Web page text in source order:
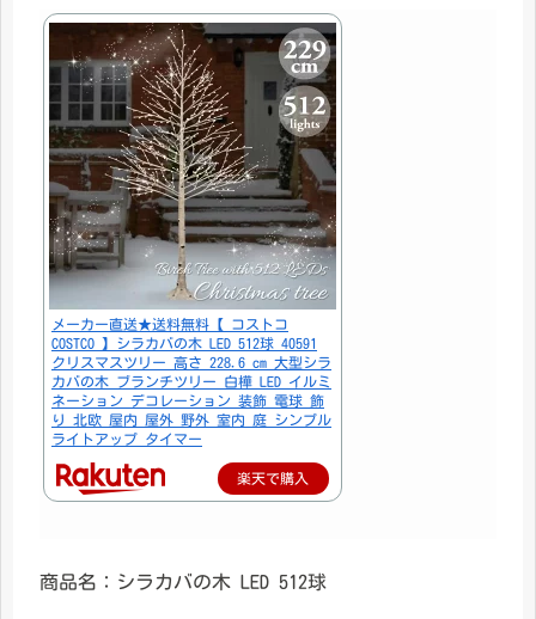
メーカー直送★送料無料【 コストコ
COSTCO 】シラカバの木 LED 512球 40591
クリスマスツリー 高さ 228.6 cm 大型シラ
カバの木 ブランチツリー 白樺 LED イルミ
ネーション デコレーション 装飾 電球 飾
り 北欧 屋内 屋外 野外 室内 庭 シンプル
ライトアップ タイマー
楽天で購入
商品名：シラカバの木 LED 512球